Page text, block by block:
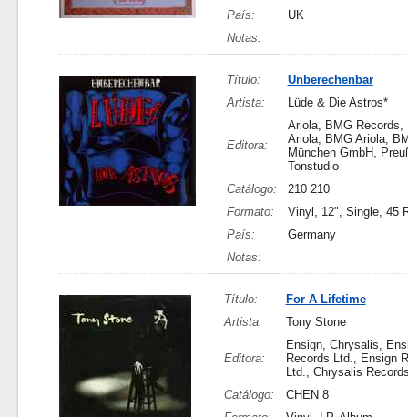
País:
UK
Notas:
Título:
Unberechenbar
Artista:
Lüde & Die Astros*
Editora:
Ariola, BMG Records,
Ariola, BMG Ariola,
München GmbH,
Tonstudio
Catálogo:
210 210
Formato:
Vinyl, 12", Single, 45
País:
Germany
Notas:
Título:
For A Lifetime
Artista:
Tony Stone
Editora:
Ensign, Chrysalis,
Records Ltd., Ensign
Ltd., Chrysalis
Catálogo:
CHEN 8